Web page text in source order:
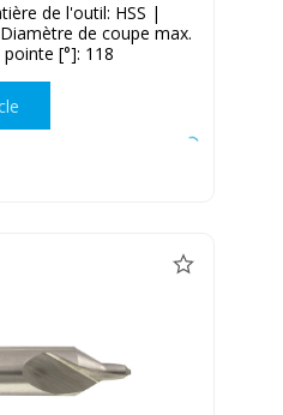
de l'outil: HSS |
de coupe max.
[°]: 118